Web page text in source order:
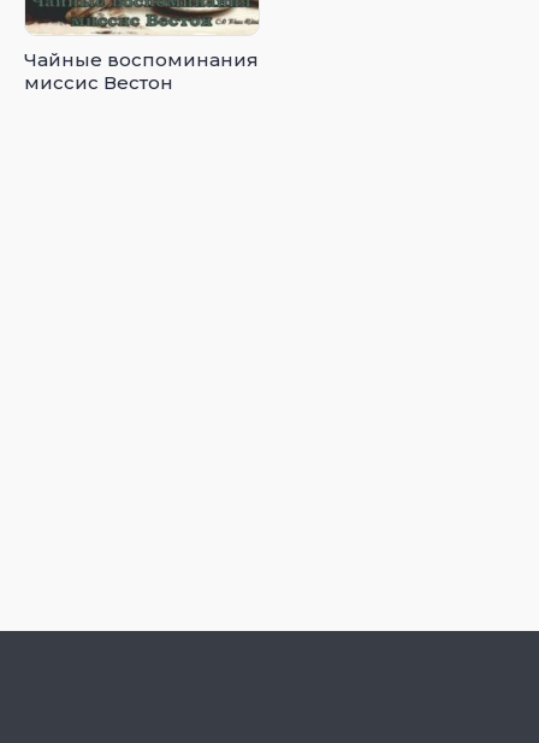
Чайные воспоминания
миссис Вестон